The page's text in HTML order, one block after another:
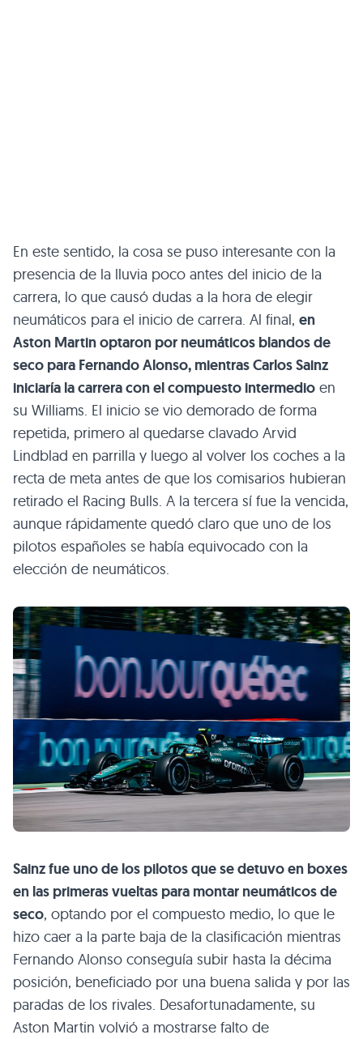
En este sentido, la cosa se puso interesante con la
presencia de la lluvia poco antes del inicio de la
carrera, lo que causó dudas a la hora de elegir
neumáticos para el inicio de carrera. Al final, en
Aston Martin optaron por neumáticos blandos de
seco para Fernando Alonso, mientras Carlos Sainz
iniciaría la carrera con el compuesto intermedio en
su Williams. El inicio se vio demorado de forma
repetida, primero al quedarse clavado Arvid
Lindblad en parrilla y luego al volver los coches a la
recta de meta antes de que los comisarios hubieran
retirado el Racing Bulls. A la tercera sí fue la vencida,
aunque rápidamente quedó claro que uno de los
pilotos españoles se había equivocado con la
elección de neumáticos.
Sainz fue uno de los pilotos que se detuvo en boxes
en las primeras vueltas para montar neumáticos de
seco, optando por el compuesto medio, lo que le
hizo caer a la parte baja de la clasificación mientras
Fernando Alonso conseguía subir hasta la décima
posición, beneficiado por una buena salida y por las
paradas de los rivales. Desafortunadamente, su
Aston Martin volvió a mostrarse falto de